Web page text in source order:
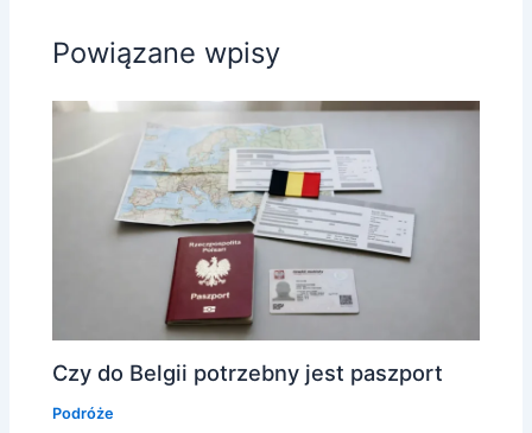
Powiązane wpisy
Czy do Belgii potrzebny jest paszport
Podróże